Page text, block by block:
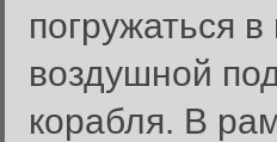
погружаться
воздушной
корабля. В
Введите имя
Вход в систему
Имя пользователя: